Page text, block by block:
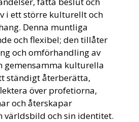
i ett större kulturellt och
Denna muntliga
och flexibel; den tillåter
och omförhandling av
gemensamma kulturella
ständigt återberätta,
över profetiorna,
och återskapar
världsbild och sin identitet.